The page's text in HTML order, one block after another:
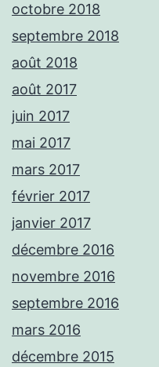
octobre 2018
septembre 2018
août 2018
août 2017
juin 2017
mai 2017
mars 2017
février 2017
janvier 2017
décembre 2016
novembre 2016
septembre 2016
mars 2016
décembre 2015